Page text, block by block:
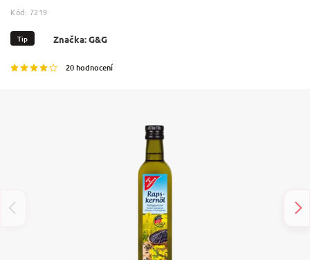
Kód: 7219
Tip
20 hodnocení
Značka:G&G